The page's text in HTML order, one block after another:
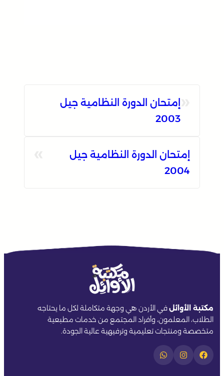
إمتحان الدورة النظامية جيل
2003
إمتحان الدورة النظامية جيل
2004
مكتبة الأوائلفي الأردن هي وجهة متكاملة لكل ما يحتاجه
الطلاب، المعلمون، وأفراد المجتمع من خدمات مطبعية
متخصصة ومنتجات تعليمية وترفيهية عالية الجودة.